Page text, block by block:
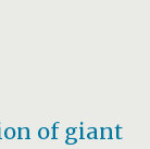
of giant